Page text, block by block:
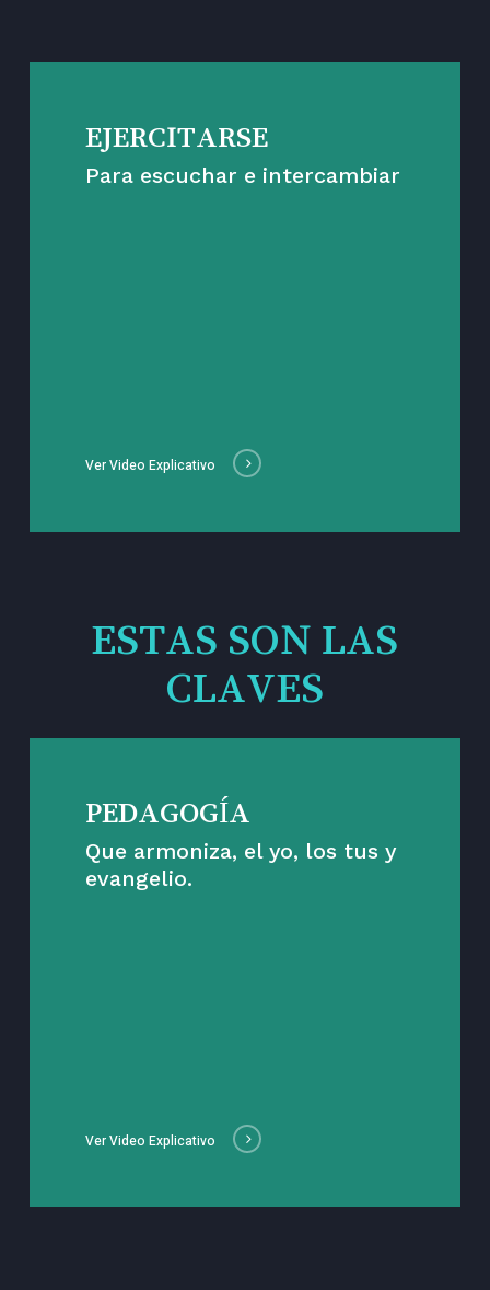
EJERCITARSE
Para escuchar e intercambiar
Ver Video Explicativo
ESTAS SON LAS
CLAVES
PEDAGOGÍA
Que armoniza, el yo, los tus y
evangelio.
Ver Video Explicativo